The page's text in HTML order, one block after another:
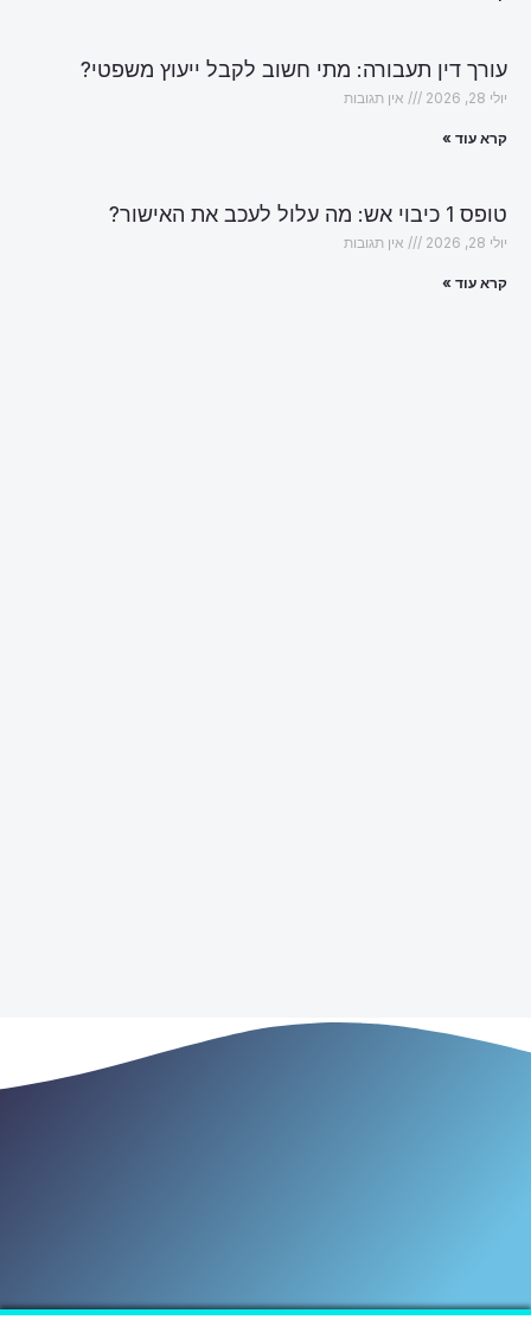
עורך דין תעבורה: מתי חשוב לקבל ייעוץ משפטי?
יולי 28, 2026 אין תגובות
קרא עוד »
טופס 1 כיבוי אש: מה עלול לעכב את האישור?
יולי 28, 2026 אין תגובות
קרא עוד »